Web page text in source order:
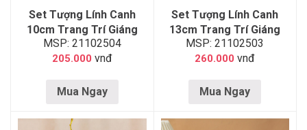
Set Tượng Lính Canh
10cm Trang Trí Giáng
Sinh 04
MSP: 21102504
205.000 vnđ
Mua Ngay
Set Tượng Lính Canh
13cm Trang Trí Giáng
Sinh 03
MSP: 21102503
260.000 vnđ
Mua Ngay